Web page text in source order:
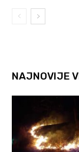
NAJNOVIJE